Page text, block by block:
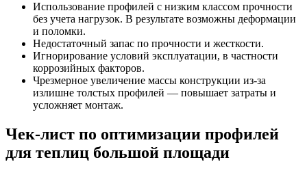
Использование профилей с низким классом прочности
без учета нагрузок. В результате возможны деформации
и поломки.
Недостаточный запас по прочности и жесткости.
Игнорирование условий эксплуатации, в частности
коррозийных факторов.
Чрезмерное увеличение массы конструкции из-за
излишне толстых профилей — повышает затраты и
усложняет монтаж.
Чек-лист по оптимизации профилей
для теплиц большой площади